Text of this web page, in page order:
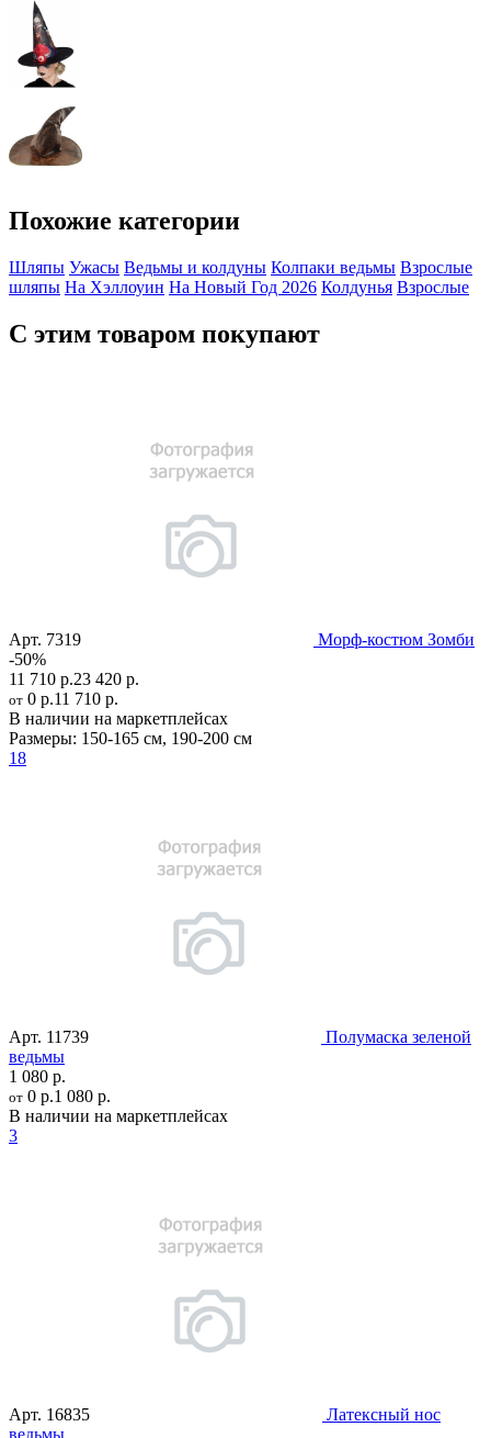
Похожие категории
Шляпы Ужасы Ведьмы и колдуны Колпаки ведьмы Взрослые
шляпы На Хэллоуин На Новый Год 2026 Колдунья Взрослые
С этим товаром покупают
Арт. 7319
Морф-костюм Зомби
-50%
11 710 р.23 420 р.
от 0 р.11 710 р.
В наличии на маркетплейсах
Размеры: 150-165 см, 190-200 см
18
Арт. 11739
Полумаска зеленой
ведьмы
1 080 р.
от 0 р.1 080 р.
В наличии на маркетплейсах
3
Арт. 16835
Латексный нос
ведьмы